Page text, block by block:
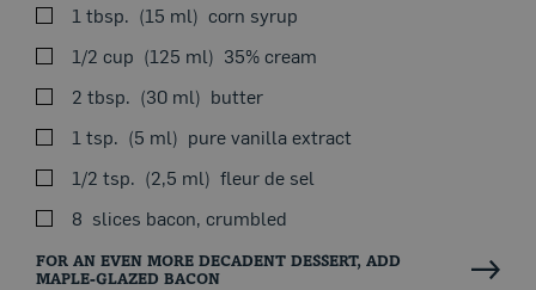
1 tbsp.
15 ml
corn syrup
1/2 cup
125 ml
35% cream
2 tbsp.
30 ml
butter
1 tsp.
5 ml
pure vanilla extract
1/2 tsp.
2,5 ml
fleur de sel
8 slices bacon, crumbled
FOR AN EVEN MORE DECADENT DESSERT, ADD
MAPLE-GLAZED BACON
SEEON THE STOVE
In a saucepan over medium high heat, bring syrups to a
(253 °F). Remove from heat and gently stir in cream,
butter, vanilla and salt. Whisk until sauce is smooth.
Pour into a container and let cool. Set aside in the